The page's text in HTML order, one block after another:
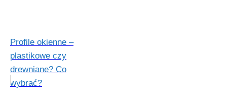
Profile okienne –
plastikowe czy
drewniane? Co
wybrać?